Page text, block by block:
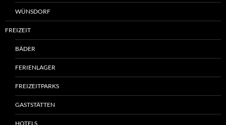
WÜNSDORF
FREIZEIT
BÄDER
FERIENLAGER
FREIZEITPARKS
GASTSTÄTTEN
HOTELS